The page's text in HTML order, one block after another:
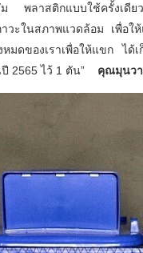
สติกแบบใช้ครั้งเดียวทิ้ง
วะในสภาพแวดล้อม เพื่อใ
หมดของเราเพื่อให้แขก ไ
ปี 2565 ไว้ 1 ตัน” คุณมุนว